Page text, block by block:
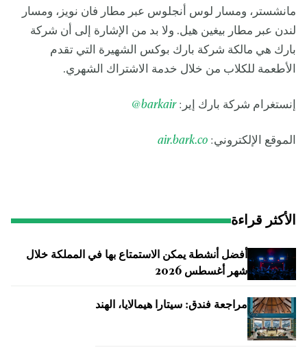
مانشستر، ومسار لوس أنجلوس عبر مطار فان نويز، ومسار
لندن عبر مطار بيغين هيل. ولا بد من الإشارة إلى أن شركة
بارك هي مالكة شركة بارك بوكس الشهيرة التي تقدم
الأطعمة للكلاب من خلال خدمة الاشتراك الشهري.
إنستغرام شركة بارك إير: barkair
@
الموقع الإلكتروني: air.bark.co
الأكثر قراءة
أفضل أنشطة يمكن الاستمتاع بها في المملكة خلال
شهر أغسطس 2026
مراجعة فندق: سيتارا هيمالايا، الهند